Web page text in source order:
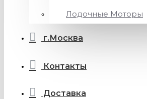
Лодочные Моторы
г.Москва
Контакты
Доставка